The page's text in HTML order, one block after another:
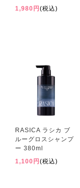
1,980円 (税込)
RASICA ラシカ ブ
ルーグロスシャンプ
ー 380ml
1,100円 (税込)